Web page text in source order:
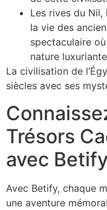
Les rives du
la vie des
spectaculaire
nature
La civilisation de
siècles avec ses
Trésors
avec
Avec Betify, chaque
une aventure